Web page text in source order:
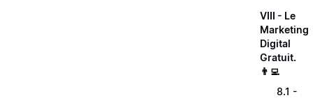
VIII - Le
Marketing
Digital
Gratuit.
👨‍💻
8.1 -